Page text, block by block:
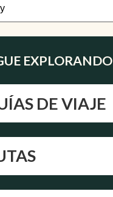
EXPLORANDO
DE VIAJE